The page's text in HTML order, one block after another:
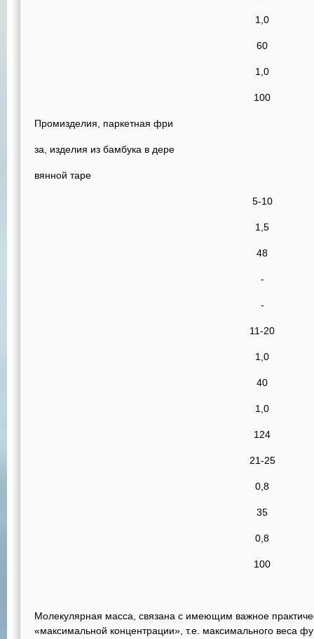
1,0
60
1,0
100
Промизделия, паркетная фри
за, изделия из бамбука в дере
вянной таре
5-10
1,5
48
-
-
11-20
1,0
40
1,0
124
21-25
0,8
35
0,8
100
Молекулярная масса, связана с имеющим важное
«максимальной концентрации», т.е. максимального веса